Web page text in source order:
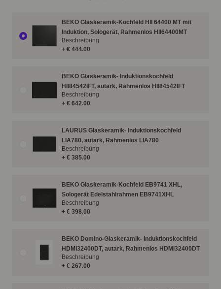
BEKO Glaskeramik-Kochfeld HII 64400 MT mit
Induktion, Sologerät, Rahmenlos HII64400MT
+ € 444.00
Beschreibung
BEKO Glaskeramik- Induktionskochfeld
HII84542IFT, autark, Rahmenlos HII84542IFT
+ € 642.00
Beschreibung
LAURUS Glaskeramik- Induktionskochfeld
LIA780, autark, Rahmenlos LIA780
+ € 385.00
Beschreibung
BEKO Glaskeramik-Kochfeld EB9741 XHL,
Sologerät Edelstahlrahmen EB9741XHL
+ € 398.00
Beschreibung
BEKO Domino-Glaskeramik- Induktionskochfeld
HDMI32400DT, autark, Rahmenlos HDMI32400DT
+ € 267.00
Beschreibung